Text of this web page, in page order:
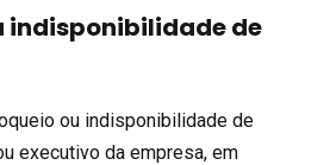
indisponibilidade de
ou indisponibilidade de
executivo da empresa, em